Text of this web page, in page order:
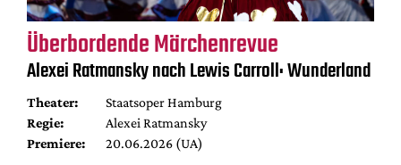
Überbordende Märchenrevue
Alexei Ratmansky nach Lewis Carroll: Wunderland
Theater:
Staatsoper Hamburg
Regie:
Alexei Ratmansky
Premiere:
20.06.2026 (UA)